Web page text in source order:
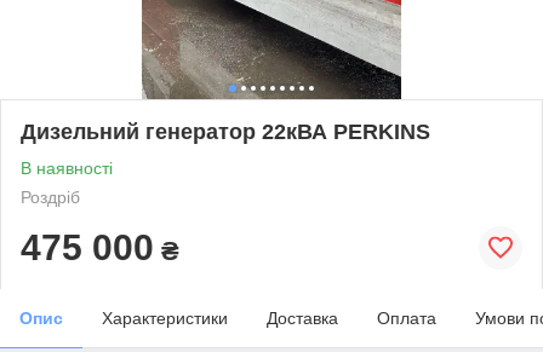
Дизельний генератор 22кВА PERKINS
В наявності
Роздріб
475 000 ₴
Опис Характеристики Доставка Оплата Умови